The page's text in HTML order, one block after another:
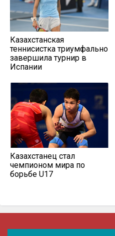
Казахстанская
теннисистка триумфально
завершила турнир в
Испании
Казахстанец стал
чемпионом мира по
борьбе U17